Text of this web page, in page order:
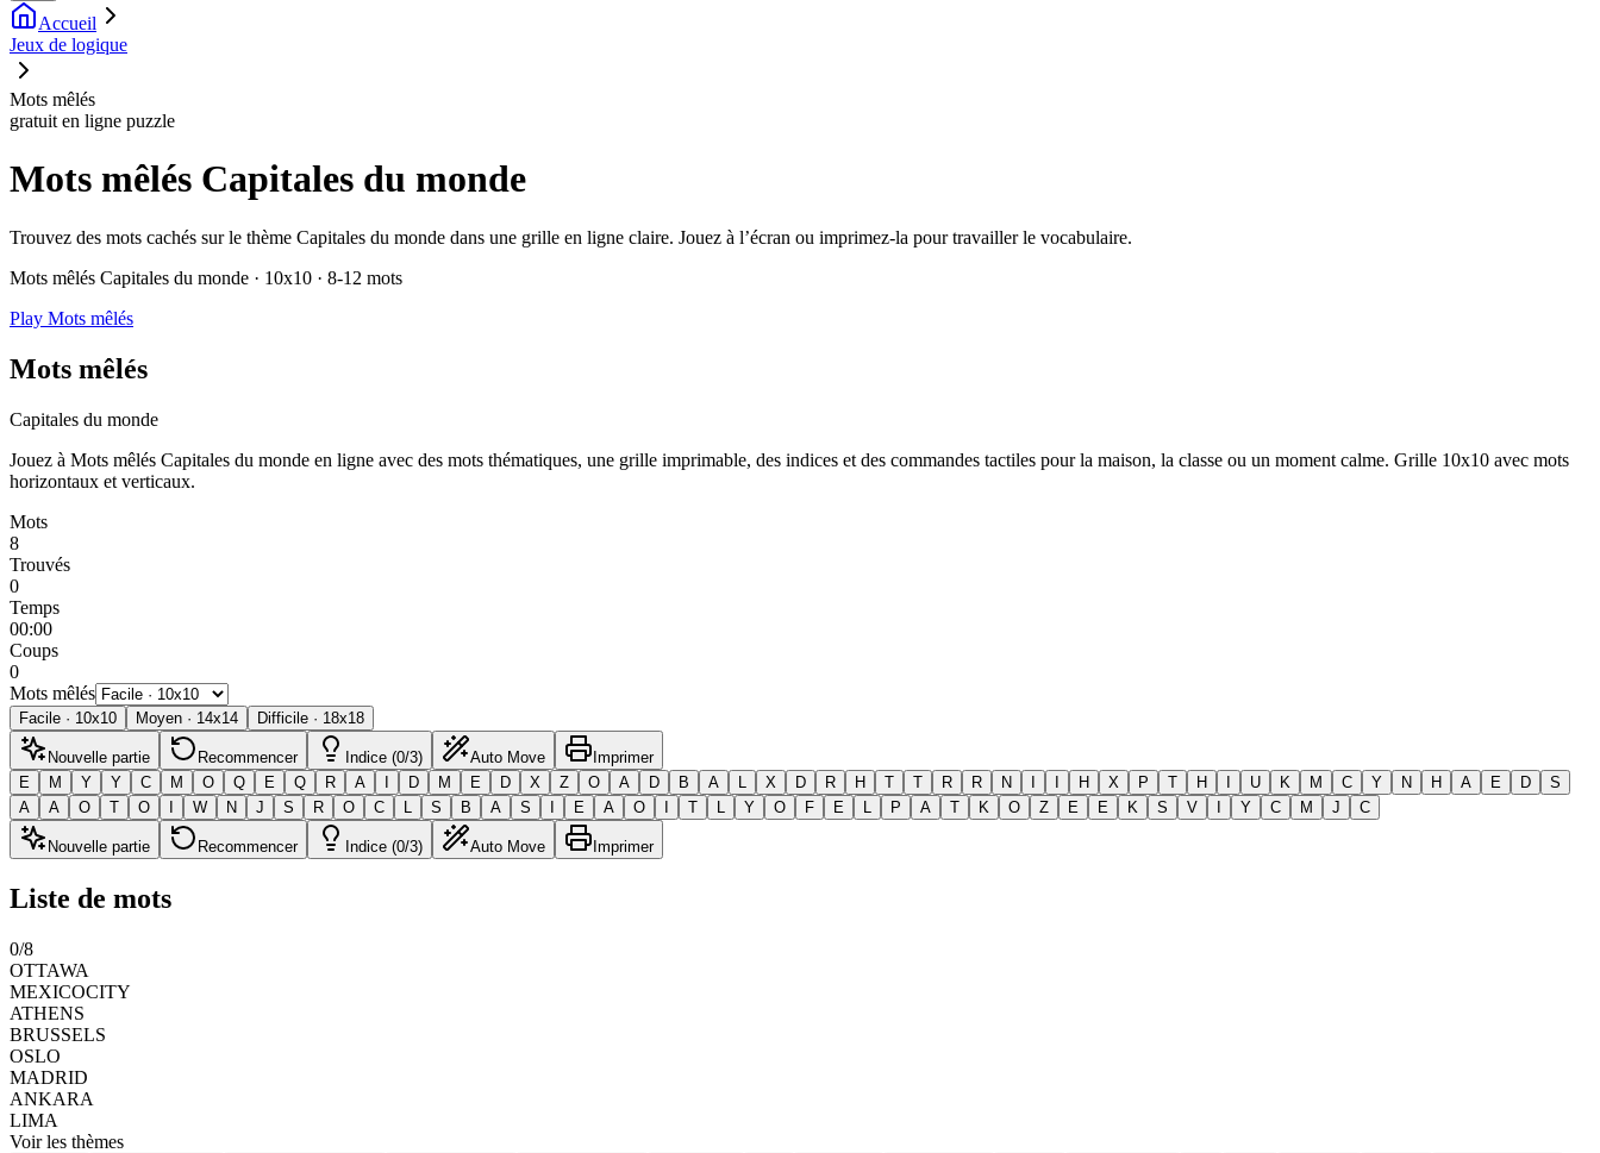
Accueil
Jeux de logique
Mots mêlés
gratuit en ligne puzzle
Mots mêlés Capitales du monde
Trouvez des mots cachés sur le thème Capitales du monde dans une grille en ligne claire. Jouez à l’écran ou imprimez-la pour travailler le vocabulaire.
Mots mêlés Capitales du monde · 10x10 · 8-12 mots
Play Mots mêlés
Mots mêlés
Capitales du monde
Jouez à Mots mêlés Capitales du monde en ligne avec des mots thématiques, une grille imprimable, des indices et des commandes tactiles pour la maison, la classe ou un moment calme. Grille 10x10 avec mots
horizontaux et verticaux.
Mots
8
Trouvés
0
Temps
00:00
Coups
0
Mots mêlés
Facile · 10x10 Moyen · 14x14 Difficile · 18x18
Nouvelle partie Recommencer Indice (0/3) Auto Move
Imprimer
E
M Y Y C M O Q E Q R A I D M E D X Z O A D B A L X D R H T T R R N I I H X P T H I U K M C Y N H A E D
S
A
A O T O I W N J S R O C L S B A S I E A O I T L Y O F E L P A T K O Z E E K S V I Y C M J C
Nouvelle partie Recommencer Indice (0/3) Auto Move Imprimer
Liste de mots
0/8
OTTAWA
MEXICOCITY
ATHENS
BRUSSELS
OSLO
MADRID
ANKARA
LIMA
Voir les thèmes